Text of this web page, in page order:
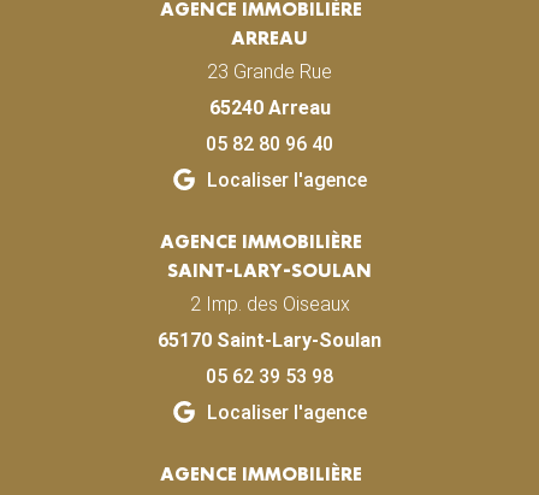
AGENCE IMMOBILIÈRE
ARREAU
23 Grande Rue
65240 Arreau
05 82 80 96 40
Localiser l'agence
AGENCE IMMOBILIÈRE
SAINT-LARY-SOULAN
2 Imp. des Oiseaux
65170 Saint-Lary-Soulan
05 62 39 53 98
Localiser l'agence
AGENCE IMMOBILIÈRE